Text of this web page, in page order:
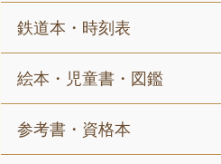
鉄道本・時刻表
絵本・児童書・図鑑
参考書・資格本